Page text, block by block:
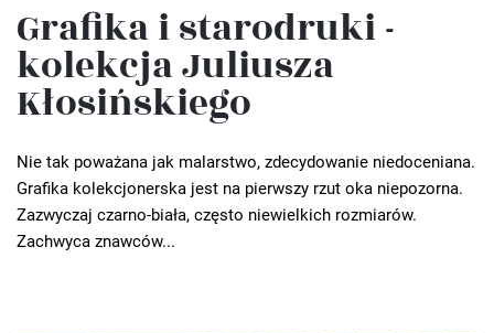
Grafika i starodruki -
kolekcja Juliusza
Kłosińskiego
Nie tak poważana jak malarstwo, zdecydowanie niedoceniana.
Grafika kolekcjonerska jest na pierwszy rzut oka niepozorna.
Zazwyczaj czarno-biała, często niewielkich rozmiarów.
Zachwyca znawców...